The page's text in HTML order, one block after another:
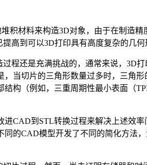
积材料来构造3D对象，由于在制造
高到可以3D打印具有高度复杂的几
程还是充满挑战的，通常来说，3D
，当切片的三角形数量过多时，三角
构（例如，三重周期性最小表面（
进CAD到STL转换过程来解决上述效
同的CAD模型开发了不同的简化方法